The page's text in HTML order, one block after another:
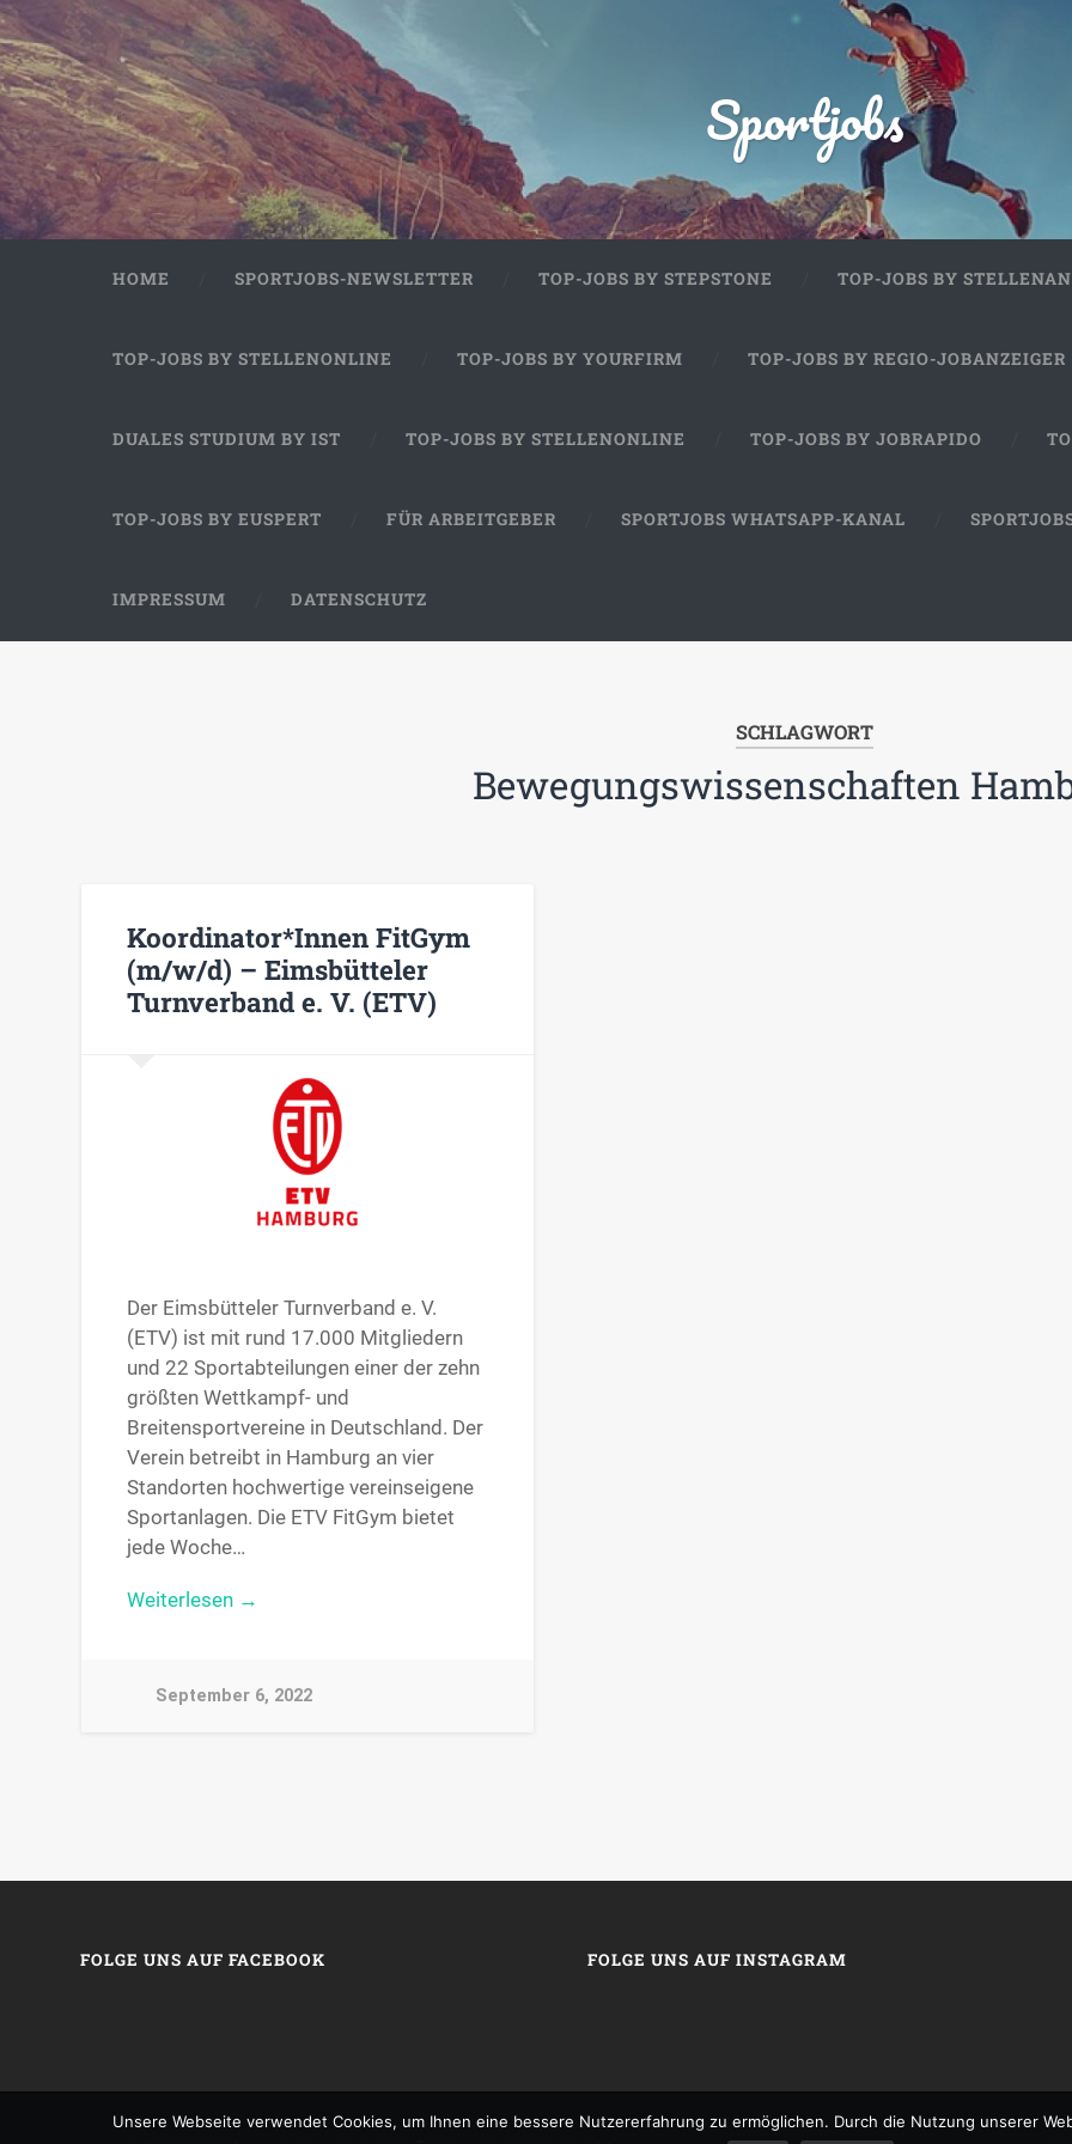
Sportjobs
HOME SPORTJOBS-NEWSLETTER TOP-JOBS BY STEPSTONE TOP-JOBS BY
TOP-JOBS BY STELLENONLINE TOP-JOBS BY YOURFIRM TOP-JOBS BY REGIO-JOBANZEIGER
DUALES STUDIUM BY IST TOP-JOBS BY STELLENONLINE TOP-JOBS BY JOBRAPIDO
TOP-JOBS BY EUSPERT FÜR ARBEITGEBER SPORTJOBS WHATSAPP-KANAL
IMPRESSUM DATENSCHUTZ
SCHLAGWORT
Bewegungswissenschaften
Koordinator*Innen FitGym
(m/w/d) – Eimsbütteler
Turnverband e. V. (ETV)
Der Eimsbütteler Turnverband e. V.
(ETV) ist mit rund 17.000 Mitgliedern
und 22 Sportabteilungen einer der zehn
größten Wettkampf- und
Breitensportvereine in Deutschland. Der
Verein betreibt in Hamburg an vier
Standorten hochwertige vereinseigene
Sportanlagen. Die ETV FitGym bietet
jede Woche…
Weiterlesen →
September 6, 2022
FOLGE UNS AUF FACEBOOK FOLGE UNS AUF INSTAGRAM
Unsere Webseite verwendet Cookies, um Ihnen eine bessere Nutzererfahrung zu ermöglichen. Durch die Nutzung unserer